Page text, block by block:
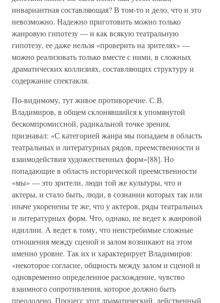
инвариантная составляющая? В том-то и дело, что и это
невозможно. Надежно приготовить можно только
жанровую гипотезу — и как всякую театральную
гипотезу, ее даже нельзя «проверить на зрителях» —
можно реализовать только вместе с ними, в сложных
драматических коллизиях, составляющих структуру и
содержание спектакля.
По-видимому, тут живое противоречие. С.В.
Владимиров, в общем склонявшийся к упомянутой
бескомпромиссной, радикальной точке зрения,
признавал: «С категорией жанра мы попадаем в область
театральных и литературных рядов, преемственности и
взаимодействия художественных форм»[88]. Но
попадающие в область исторической преемственности
«мы» — это зрители, люди той же культуры, что и
актеры, и стало быть, люди, в сознании которых так или
иначе укоренены те же, что у актеров, ряды театральных
и литературных форм. Что, однако, не ведет к жанровой
идиллии. А ведет к тому, что неистребимые сложные
отношения между сценой и залом возникают на этом
именно уровне. Так их и характерирует Владимиров:
«некоторое согласие, общность между залом и сценой и
одновременно определенное расхождение, чувство
взаимного сопротивления, которое должно быть
преодолено. Процесс этот драматический, действенный